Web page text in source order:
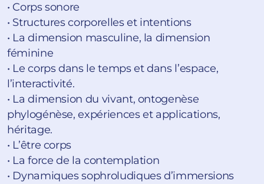
• Corps sonore
• Structures corporelles et intentions
• La dimension masculine, la dimension
féminine
• Le corps dans le temps et dans l’espace,
l’interactivité.
• La dimension du vivant, ontogenèse
phylogénèse, expériences et applications,
héritage.
• L’être corps
• La force de la contemplation
• Dynamiques sophroludiques d’immersions